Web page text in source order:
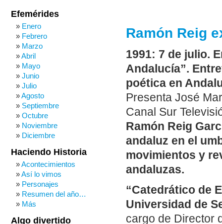
Ramón Reig
1991: 7 de julio.
Andalucía”.
poética en
Presenta José
Canal Sur
Ramón Reig
andaluz en el
movimientos y
andaluzas.
“Catedrático de
Universidad de
cargo de Director
Efemérides
Enero
Febrero
Marzo
Abril
Mayo
Junio
Julio
Agosto
Septiembre
Octubre
Noviembre
Diciembre
Haciendo Historia
Acontecimientos
Así lo vimos
Personajes
Resumen del año…
Más
Algo divertido